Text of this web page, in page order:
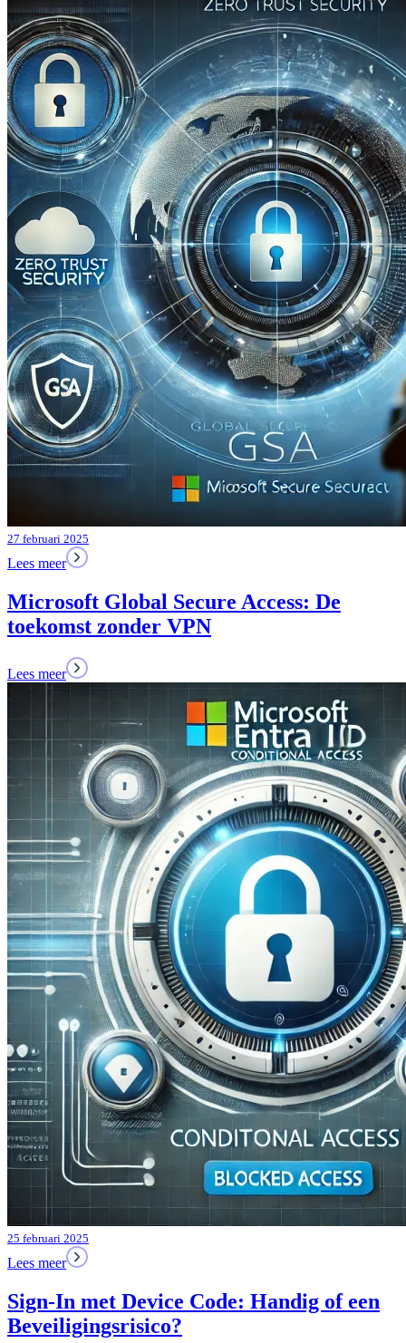
27 februari 2025
Lees meer
Microsoft Global Secure Access: De
toekomst zonder VPN
Lees meer
25 februari 2025
Lees meer
Sign-In met Device Code: Handig of een
Beveiligingsrisico?